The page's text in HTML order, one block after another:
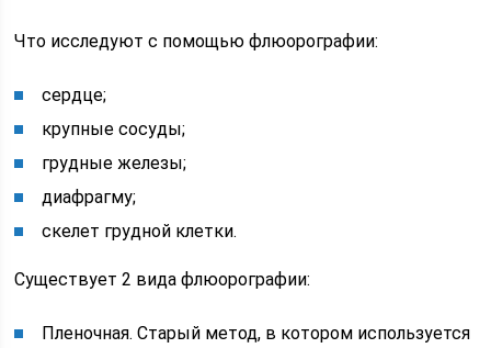
Что исследуют с помощью флюорографии:
сердце;
крупные сосуды;
грудные железы;
диафрагму;
скелет грудной клетки.
Существует 2 вида флюорографии:
Пленочная. Старый метод, в котором используется